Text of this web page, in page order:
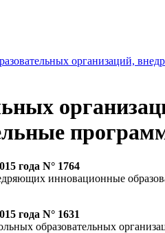
организаций,
года N° 1764
инновационные
года N° 1631
образовательных